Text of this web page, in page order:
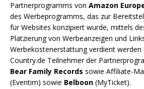
Partnerprogramms von Amazon
des Werbeprogramms, das zur
für Websites konzipiert wurde, mittels
Platzierung von Werbeanzeigen und
Werbekostenerstattung verdient werden
Country.de Teilnehmer der
Bear Family Records sowie Affiliate-
(Eventim) sowie Belboon (MyTicket).